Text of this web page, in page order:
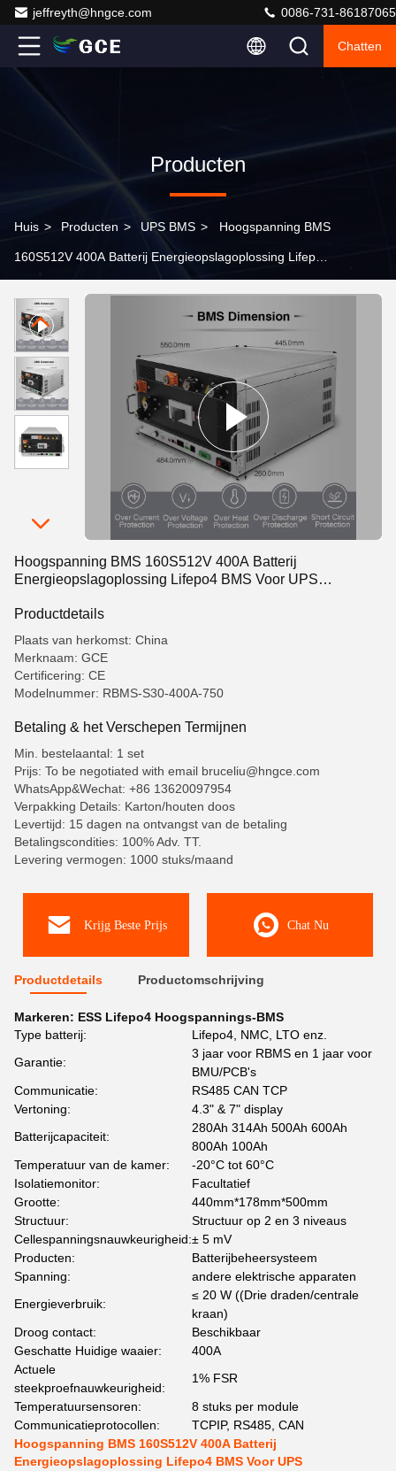
jeffreyth@hngce.com 0086-731-86187065
Chatten
Producten
Huis > Producten > UPS BMS > Hoogspanning BMS
160S512V 400A Batterij Energieopslagoplossing Lifepo4
Hoogspanning BMS 160S512V 400A Batterij
Energieopslagoplossing Lifepo4 BMS Voor UPS
Productdetails
Plaats van herkomst: China
Merknaam: GCE
Certificering: CE
Modelnummer: RBMS-S30-400A-750
Betaling & het Verschepen Termijnen
Min. bestelaantal: 1 set
Prijs: To be negotiated with email bruceliu@hngce.com
WhatsApp&Wechat: +86 13620097954
Verpakking Details: Karton/houten doos
Levertijd: 15 dagen na ontvangst van de betaling
Betalingscondities: 100% Adv. TT.
Levering vermogen: 1000 stuks/maand
Krijg Beste Prijs Chat Nu
Productdetails Productomschrijving
Markeren: ESS Lifepo4 Hoogspannings-BMS
Type batterij:
Lifepo4, NMC, LTO enz.
Garantie:
3 jaar voor RBMS en 1 jaar voor
BMU/PCB's
Communicatie:
RS485 CAN TCP
Vertoning:
4.3" & 7" display
Batterijcapaciteit:
280Ah 314Ah 500Ah 600Ah
800Ah 100Ah
Temperatuur van de kamer:
-20°C tot 60°C
Isolatiemonitor:
Facultatief
Grootte:
440mm*178mm*500mm
Structuur:
Structuur op 2 en 3 niveaus
Cellespanningsnauwkeurigheid:± 5 mV
Producten:
Batterijbeheersysteem
Spanning:
andere elektrische apparaten
Energieverbruik:
≤ 20 W ((Drie draden/centrale
kraan)
Droog contact:
Beschikbaar
Geschatte Huidige waaier:
400A
Actuele
steekproefnauwkeurigheid:
1% FSR
Temperatuursensoren:
8 stuks per module
Communicatieprotocollen:
TCPIP, RS485, CAN
Hoogspanning BMS 160S512V 400A Batterij
Energieopslagoplossing Lifepo4 BMS Voor UPS